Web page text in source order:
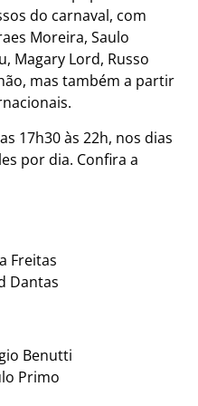
do carnaval, com
Moreira, Saulo
Magary Lord, Russo
mas também a partir
17h30 às 22h, nos dias
por dia. Confira a
Freitas
Dantas
Benutti
Primo